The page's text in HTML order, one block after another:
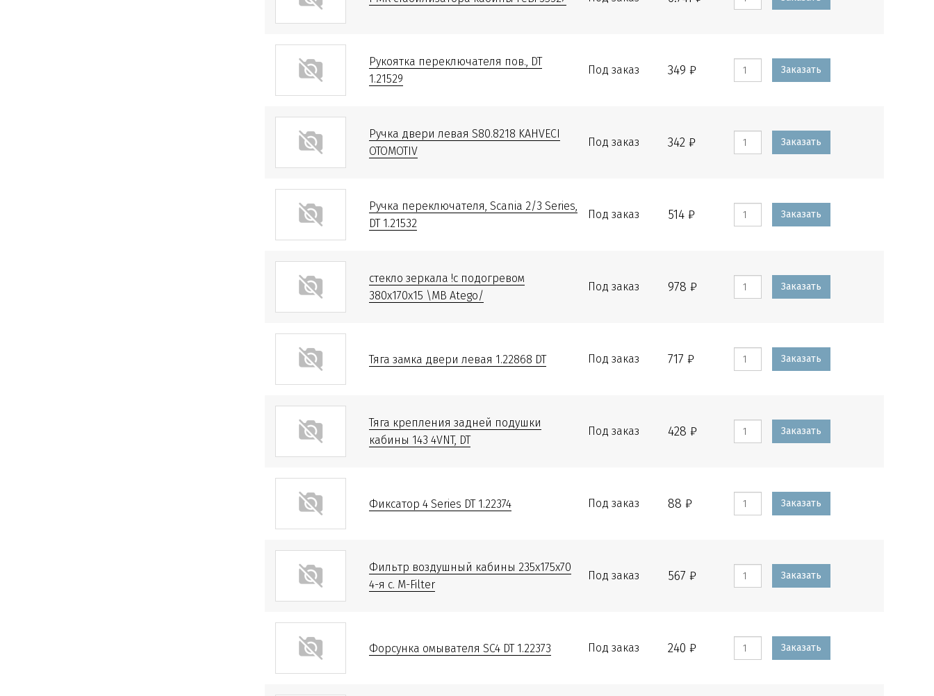
Рукоятка переключателя пов., DT
1.21529
Под заказ 349 ₽ Заказать
Ручка двери левая S80.8218 KAHVECI
OTOMOTIV
Под заказ 342 ₽ Заказать
Ручка переключателя, Scania 2/3 Series,
DT 1.21532
Под заказ 514 ₽ Заказать
стекло зеркала !с подогревом
380x170x15 \MB Atego/
Под заказ 978 ₽ Заказать
Тяга замка двери левая 1.22868 DT Под заказ 717 ₽ Заказать
Тяга крепления задней подушки
кабины 143 4VNT, DT
Под заказ 428 ₽ Заказать
Фиксатор 4 Series DT 1.22374 Под заказ 88 ₽ Заказать
Фильтр воздушный кабины 235x175x70
4-я с. M-Filter
Под заказ 567 ₽ Заказать
Форсунка омывателя SC4 DT 1.22373 Под заказ 240 ₽ Заказать